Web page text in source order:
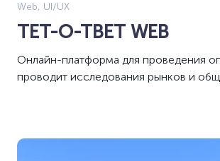
Web, UI/UX
ТЕТ-О-ТВЕТ WEB
Онлайн-платформа для проведения
проводит исследования рынков и